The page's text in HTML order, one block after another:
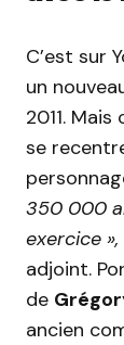
C’est sur
un
2011.
se
350 000
exercice »,
adjoint.
de
ancien